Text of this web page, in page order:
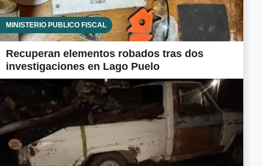
MINISTERIO PÚBLICO FISCAL
Recuperan elementos robados tras dos
investigaciones en Lago Puelo